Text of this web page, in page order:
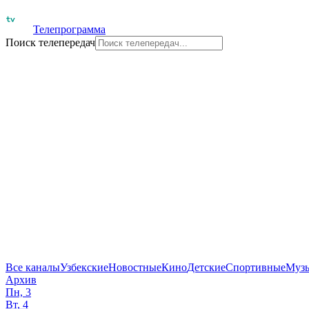
Телепрограмма
Поиск телепередач
Все каналыУзбекскиеНовостныеКиноДетскиеСпортивные
Архив
Пн, 3
Вт, 4